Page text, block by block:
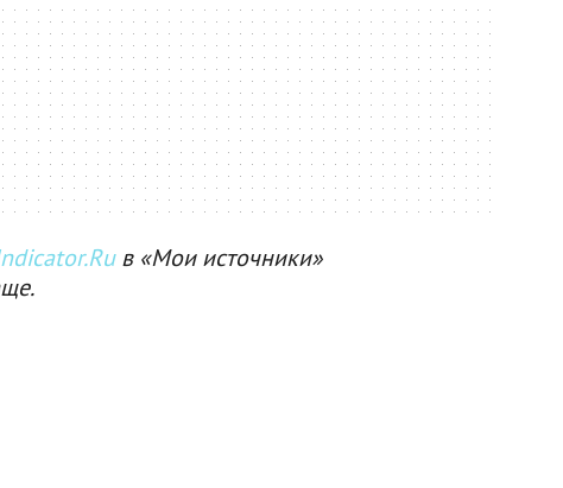
в «Мои источники»